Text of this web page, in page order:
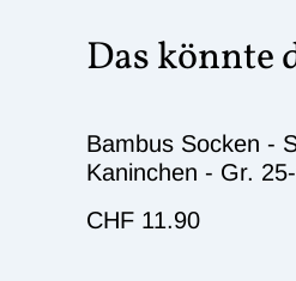
Das könnte
Bambus Socken -
Kaninchen - Gr.
CHF 11.90